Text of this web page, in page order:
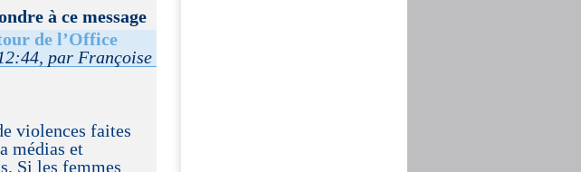
à ce message
de l’Office
par Françoise
violences faites
médias et
Si les femmes